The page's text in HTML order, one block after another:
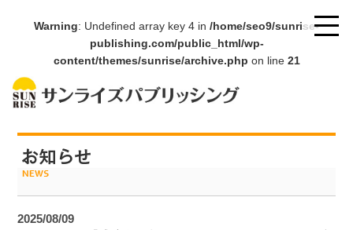
Warning: Undefined array key 4 in /home/seo9/sunrise-
publishing.com/public_html/wp-
content/themes/sunrise/archive.php on line 21
2025/08/09